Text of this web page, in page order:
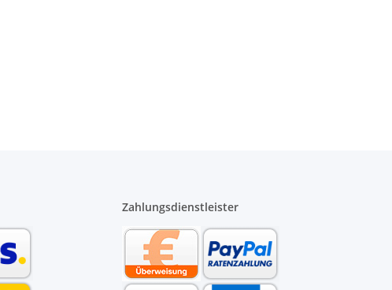
Zahlungsdienstleister